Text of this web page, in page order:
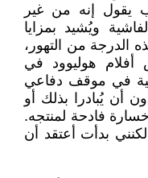
يقول إنه من غير
ويُشيد بمزايا
الدرجة من التهور،
هوليوود في
في موقف دفاعي
أن يُبادرا بذلك أو
خسارة فادحة لمنتجه.
بدأت أعتقد أن